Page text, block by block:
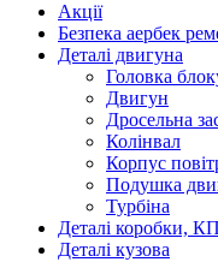
Акції
Безпека аербек
Деталі двигуна
Головка
Двигун
Дросельна
Колінвал
Корпус
Подушка
Турбіна
Деталі коробки,
Деталі кузова